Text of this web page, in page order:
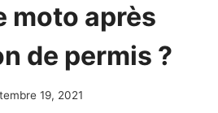
moto après
de permis ?
19, 2021